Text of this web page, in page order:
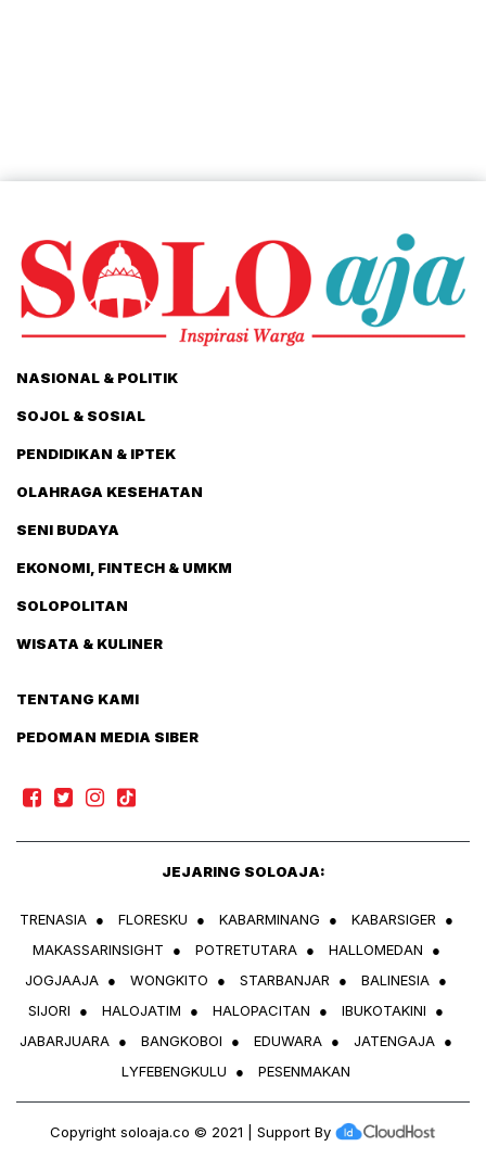
NASIONAL & POLITIK
SOJOL & SOSIAL
PENDIDIKAN & IPTEK
OLAHRAGA KESEHATAN
SENI BUDAYA
EKONOMI, FINTECH & UMKM
SOLOPOLITAN
WISATA & KULINER
TENTANG KAMI
PEDOMAN MEDIA SIBER
JEJARING SOLOAJA:
TRENASIA ● FLORESKU ● KABARMINANG ● KABARSIGER ●
MAKASSARINSIGHT
● POTRETUTARA ● HALLOMEDAN
●
JOGJAAJA ● WONGKITO ● STARBANJAR ● BALINESIA ●
SIJORI
● HALOJATIM ● HALOPACITAN ● IBUKOTAKINI
●
JABARJUARA ● BANGKOBOI ● EDUWARA ● JATENGAJA ●
LYFEBENGKULU
● PESENMAKAN
Copyright soloaja.co © 2021 | Support By